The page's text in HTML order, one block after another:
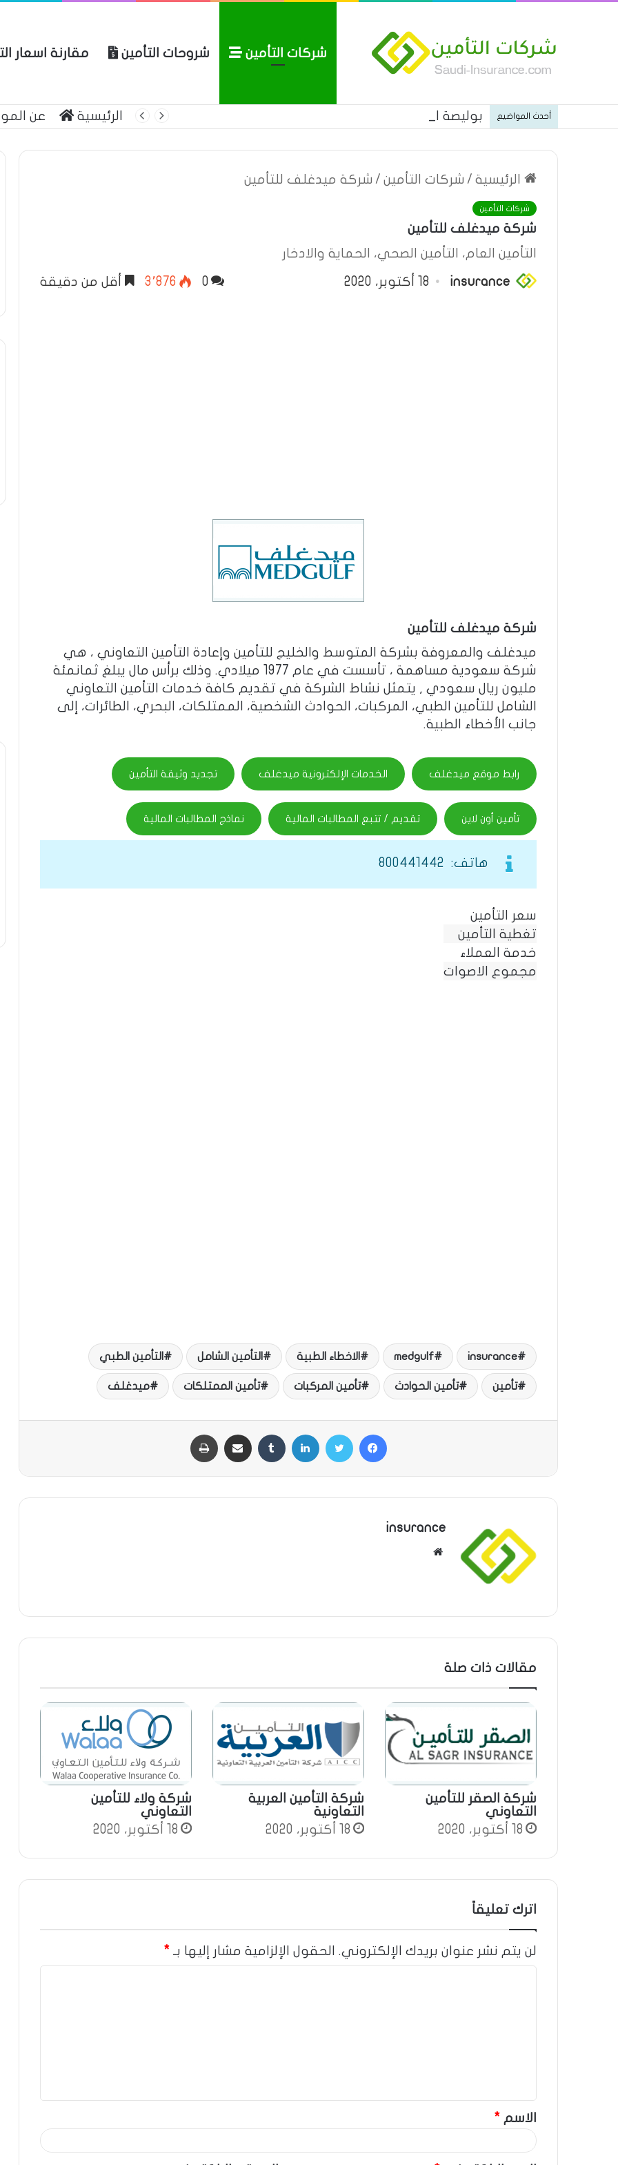
شركات التأمين شروحات التأمين مقارنة اسعار
أحدث المواضيع بوليصة التأمين العام من شركة العربية للتأمين الرئيسية عن
الرئيسية / شركات التأمين / شركة ميدغلف للتأمين
شركات التأمين
شركة ميدغلف للتأمين
التأمين العام، التأمين الصحي، الحماية والادخار
insurance 18 أكتوبر، 2020 0 3٬876 أقل من دقيقة
شركة ميدغلف للتأمين
ميدغلف والمعروفة بشركة المتوسط والخليج للتأمين وإعادة التأمين التعاوني ، هي
شركة سعودية مساهمة ، تأسست في عام 1977 ميلادي. وذلك برأس مال يبلغ ثمانمئة
مليون ريال سعودي , يتمثل نشاط الشركة في تقديم كافة خدمات التأمين التعاوني
الشامل للتأمين الطبي، المركبات، الحوادث الشخصية، الممتلكات، البحري، الطائرات، إلى
جانب الأخطاء الطبية.
رابط موقع ميدغلف الخدمات الإلكترونية ميدغلف تجديد وثيقة التأمين
تأمين أون لاين تقديم / تتبع المطالبات المالية نماذج المطالبات المالية
هاتف: 800441442
سعر التأمين
تغطية التأمين
خدمة العملاء
مجموع الاصوات
insurance
medgulf الاخطاء الطبية التأمين الشامل التأمين الطبي
تأمين تأمين الحوادث تأمين المركبات تأمين الممتلكات ميدغلف
فيسبوك
insurance
ا
مقالات ذات صلة
شركة الصقر للتأمين
التعاوني
18 أكتوبر، 2020
شركة التأمين العربية
التعاونية
18 أكتوبر، 2020
شركة ولاء للتأمين
التعاوني
18 أكتوبر، 2020
اترك تعليقاً
لن يتم نشر عنوان بريدك الإلكتروني. الحقول الإلزامية مشار إليها بـ *
ق
*الاسم *